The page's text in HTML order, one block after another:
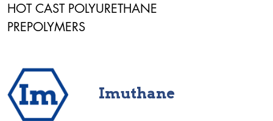
HOT CAST POLYURETHANE
PREPOLYMERS
Imuthane